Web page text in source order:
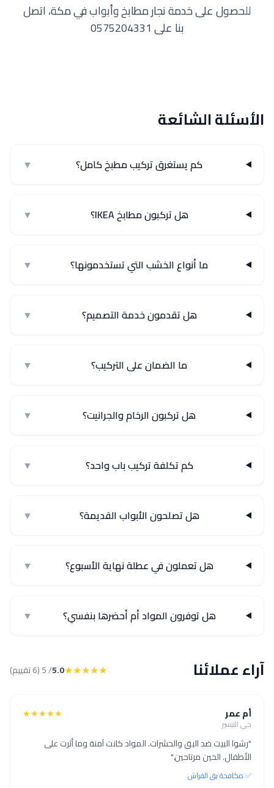
للحصول على خدمة نجار مطابخ وأبواب في مكة، اتصل
بنا على 0575204331
الأسئلة الشائعة
كم يستغرق تركيب مطبخ كامل؟ ▼
هل تركبون مطابخ IKEA؟ ▼
ما أنواع الخشب التي تستخدمونها؟ ▼
هل تقدمون خدمة التصميم؟ ▼
ما الضمان على التركيب؟ ▼
هل تركبون الرخام والجرانيت؟ ▼
كم تكلفة تركيب باب واحد؟ ▼
هل تصلحون الأبواب القديمة؟ ▼
هل تعملون في عطلة نهاية الأسبوع؟ ▼
هل توفرون المواد أم أحضرها بنفسي؟ ▼
آراء عملائنا ★★★★★
5.0/ 5 (6 تقييم)
أم عمر
حي التيسير
★★★★★
"رشوا البيت ضد البق والحشرات. المواد كانت آمنة وما أثرت على
الأطفال. الحين مرتاحين."
✅ مكافحة بق الفراش